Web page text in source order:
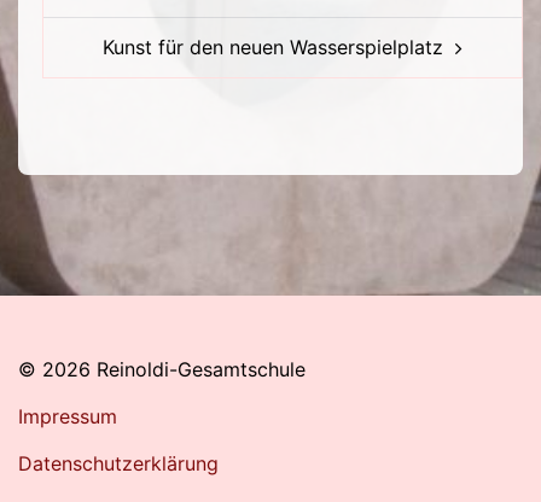
Kunst für den neuen Wasserspielplatz
© 2026 Reinoldi-Gesamtschule
Impressum
Datenschutzerklärung